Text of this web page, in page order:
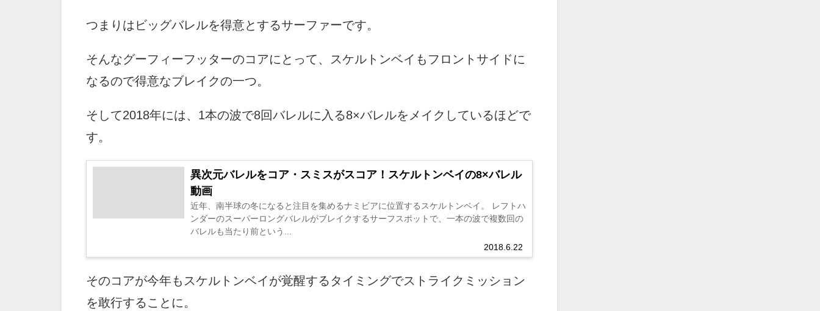
つまりはビッグバレルを得意とするサーファーです。
そんなグーフィーフッターのコアにとって、スケルトンベイもフロントサイドに
なるので得意なブレイクの一つ。
そして2018年には、1本の波で8回バレルに入る8×バレルをメイクしているほどで
す。
異次元バレルをコア・スミスがスコア！スケルトンベイの8×バレル
動画
2018.6.22
近年、南半球の冬になると注目を集めるナミビアに位置するスケルトンベイ。 レフトハ
ンダーのスーパーロングバレルがブレイクするサーフスポットで、一本の波で複数回の
バレルも当たり前という...
そのコアが今年もスケルトンベイが覚醒するタイミングでストライクミッション
を敢行することに。